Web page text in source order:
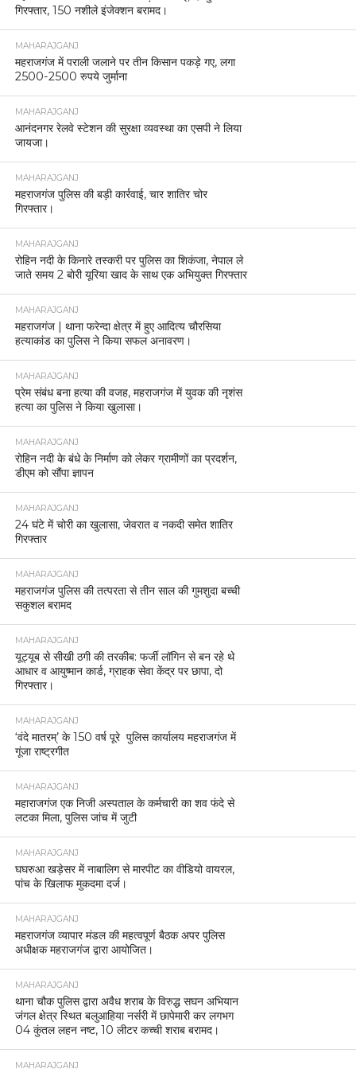
गिरफ्तार, 150 नशीले इंजेक्शन बरामद।
MAHARAJGANJ
महराजगंज में पराली जलाने पर तीन किसान पकड़े गए, लगा
2500-2500 रुपये जुर्माना
MAHARAJGANJ
आनंदनगर रेलवे स्टेशन की सुरक्षा व्यवस्था का एसपी ने लिया
जायजा।
MAHARAJGANJ
महराजगंज पुलिस की बड़ी कार्रवाई, चार शातिर चोर
गिरफ्तार।
MAHARAJGANJ
रोहिन नदी के किनारे तस्करी पर पुलिस का शिकंजा, नेपाल ले
जाते समय 2 बोरी यूरिया खाद के साथ एक अभियुक्त गिरफ्तार
MAHARAJGANJ
महराजगंज | थाना फरेन्दा क्षेत्र में हुए आदित्य चौरसिया
हत्याकांड का पुलिस ने किया सफल अनावरण।
MAHARAJGANJ
प्रेम संबंध बना हत्या की वजह, महराजगंज में युवक की नृशंस
हत्या का पुलिस ने किया खुलासा।
MAHARAJGANJ
रोहिन नदी के बंधे के निर्माण को लेकर ग्रामीणों का प्रदर्शन,
डीएम को सौंपा ज्ञापन
MAHARAJGANJ
24 घंटे में चोरी का खुलासा, जेवरात व नकदी समेत शातिर
गिरफ्तार
MAHARAJGANJ
महराजगंज पुलिस की तत्परता से तीन साल की गुमशुदा बच्ची
सकुशल बरामद
MAHARAJGANJ
यूट्यूब से सीखी ठगी की तरकीब: फर्जी लॉगिन से बन रहे थे
आधार व आयुष्मान कार्ड, ग्राहक सेवा केंद्र पर छापा, दो
गिरफ्तार।
MAHARAJGANJ
‘वंदे मातरम्’ के 150 वर्ष पूरे पुलिस कार्यालय महराजगंज में
गूंजा राष्ट्रगीत
MAHARAJGANJ
महाराजगंज एक निजी अस्पताल के कर्मचारी का शव फंदे से
लटका मिला, पुलिस जांच में जुटी
MAHARAJGANJ
घघरुआ खड़ेसर में नाबालिग से मारपीट का वीडियो वायरल,
पांच के खिलाफ मुकदमा दर्ज।
MAHARAJGANJ
महराजगंज व्यापार मंडल की महत्वपूर्ण बैठक अपर पुलिस
अधीक्षक महराजगंज द्वारा आयोजित।
MAHARAJGANJ
थाना चौक पुलिस द्वारा अवैध शराब के विरुद्ध सघन अभियान
जंगल क्षेत्र स्थित बलुआहिया नर्सरी में छापेमारी कर लगभग
04 कुंतल लहन नष्ट, 10 लीटर कच्ची शराब बरामद।
MAHARAJGANJ